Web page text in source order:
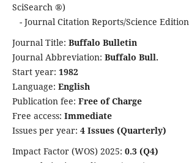
SciSearch ®)
- Journal Citation Reports/Science Edition
Journal Title: Buffalo Bulletin
Journal Abbreviation: Buffalo Bull.
Start year: 1982
Language: English
Publication fee: Free of Charge
Free access: Immediate
Issues per year: 4 Issues (Quarterly)
Impact Factor (WOS) 2025: 0.3 (Q4)